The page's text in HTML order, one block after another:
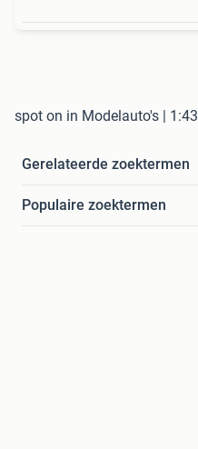
spot on in Modelauto's | 1:43
Gerelateerde zoektermen
Populaire zoektermen